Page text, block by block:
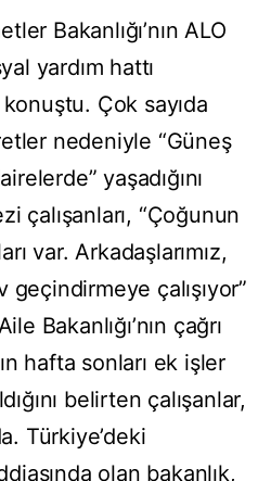
Bakanlığı’nın ALO
yardım hattı
konuştu. Çok sayıda
nedeniyle “Güneş
yaşadığını
çalışanları, “Çoğunun
var. Arkadaşlarımız,
geçindirmeye çalışıyor”
Bakanlığı’nın çağrı
hafta sonları ek işler
belirten çalışanlar,
Türkiye’deki
olan bakanlık,